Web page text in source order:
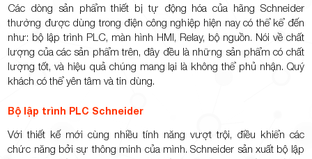
Các dòng sản phẩm thiết bị tự động hóa của hãng Schneider
thường được dùng trong điện công nghiệp hiện nay có thể kể đến
như: bộ lập trình PLC, màn hình HMI, Relay, bộ nguồn. Nói về chất
lượng của các sản phẩm trên, đây đều là những sản phẩm có chất
lượng tốt, và hiệu quả chúng mang lại là không thể phủ nhận. Quý
khách có thể yên tâm và tin dùng.
Bộ lập trình PLC Schneider
Với thiết kế mới cùng nhiều tính năng vượt trội, điều khiển các
chức năng bởi sự thông minh của mình. Schneider sản xuất bộ lập